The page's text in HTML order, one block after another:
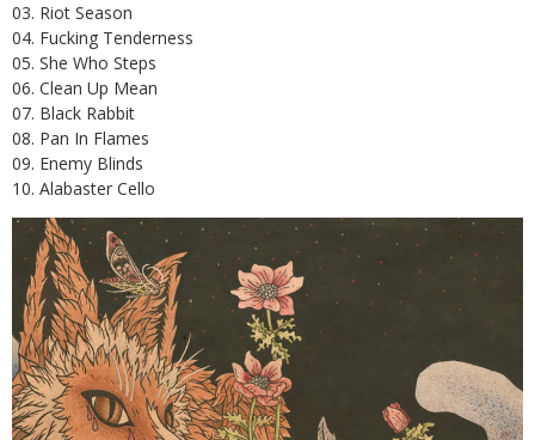
03. Riot Season
04. Fucking Tenderness
05. She Who Steps
06. Clean Up Mean
07. Black Rabbit
08. Pan In Flames
09. Enemy Blinds
10. Alabaster Cello